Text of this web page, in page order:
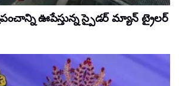
ఊపేస్తున్న స్పైడర్ మ్యాన్ ట్రైలర్